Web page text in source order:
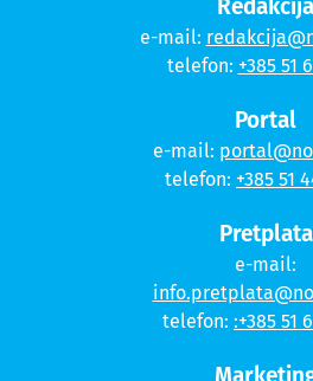
Redakcija
e-mail:
telefon: +385 51
Portal
e-mail:
telefon: +385 51
Pretplata
e-mail:
telefon: :+385 51